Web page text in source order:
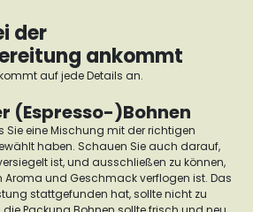
der
ankommt
auf jede Details an.
(Espresso-)Bohnen
Sie eine Mischung mit der richtigen
haben. Schauen Sie auch darauf,
ist, und ausschließen zu können,
und Geschmack verflogen ist. Das
stattgefunden hat, sollte nicht zu